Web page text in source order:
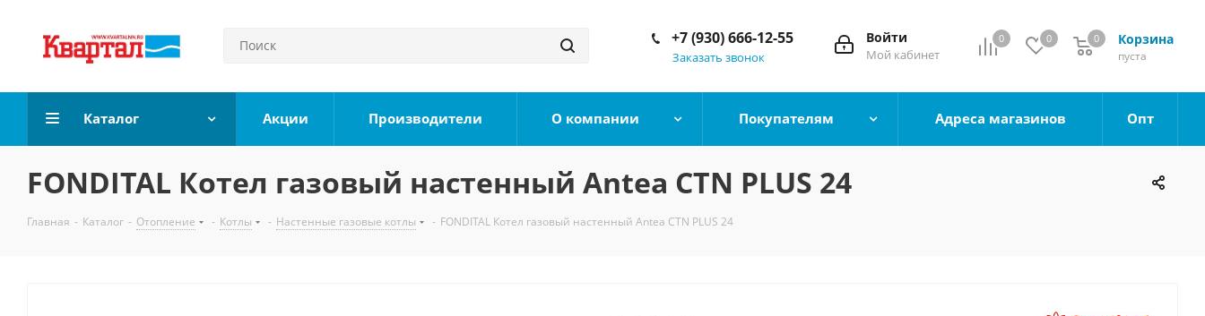
0 0 Корзина
0
пуста
0
Войти
Мой кабинет
+7 (930) 666-12-55
Заказать звонок
Каталог Акции Производители О компании Покупателям Адреса магазинов Опт
FONDITAL Котел газовый настенный Antea CTN PLUS 24
Главная - Каталог - Отопление - Котлы - Настенные газовые котлы - FONDITAL Котел газовый настенный Antea CTN PLUS 24